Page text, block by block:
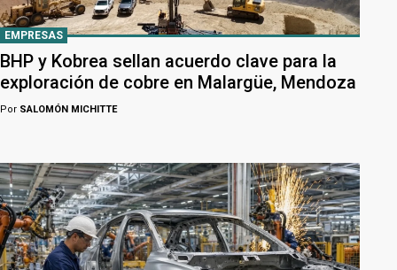
EMPRESAS
BHP y Kobrea sellan acuerdo clave para la
exploración de cobre en Malargüe, Mendoza
Por SALOMÓN MICHITTE